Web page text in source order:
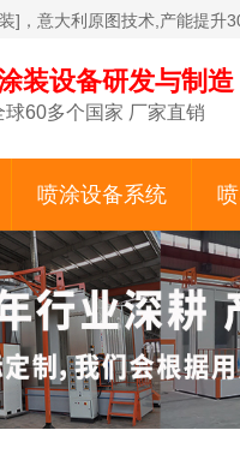
，意大利原图技术,产能提升
装设备研发与制造
60多个国家 厂家直销
喷涂设备系统